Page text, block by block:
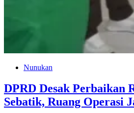
Nunukan
DPRD Desak Perbaikan
Sebatik, Ruang Operasi